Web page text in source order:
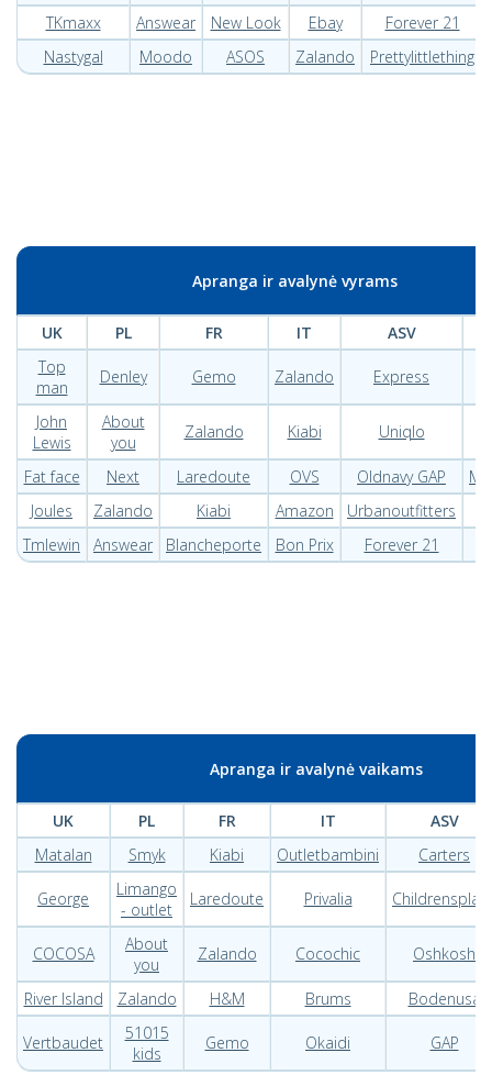
TKmaxx
Answear New Look Ebay
Forever 21
Nastygal
Moodo ASOS Zalando Prettylittlething
Apranga ir avalynė vyrams
UK PL FR IT
ASV
Top
man
Denley Gemo Zalando Express
John
Lewis
About
you
Zalando Kiabi Uniqlo
Fat face Next Laredoute OVS Oldnavy GAP
Joules
Zalando Kiabi Amazon Urbanoutfitters
Tmlewin
Answear Blancheporte Bon Prix Forever 21
Apranga ir avalynė vaikams
UK PL FR IT
ASV
Matalan
Smyk Kiabi Outletbambini Carters
George
Limango
- outlet
Laredoute Privalia
COCOSA
About
you
Zalando Cocochic Oshkosh
River Island Zalando H&M Brums Bodenusa
Vertbaudet
51015
kids
Gemo Okaidi GAP